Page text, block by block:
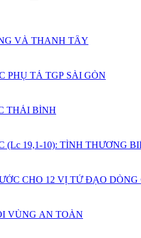
VÀ THANH TẨY
PHỤ TÁ TGP SÀI GÒN
THÁI BÌNH
(Lc 19,1-10): TÌNH THƯƠNG
CHO 12 VỊ TỬ ĐẠO
VÙNG AN TOÀN